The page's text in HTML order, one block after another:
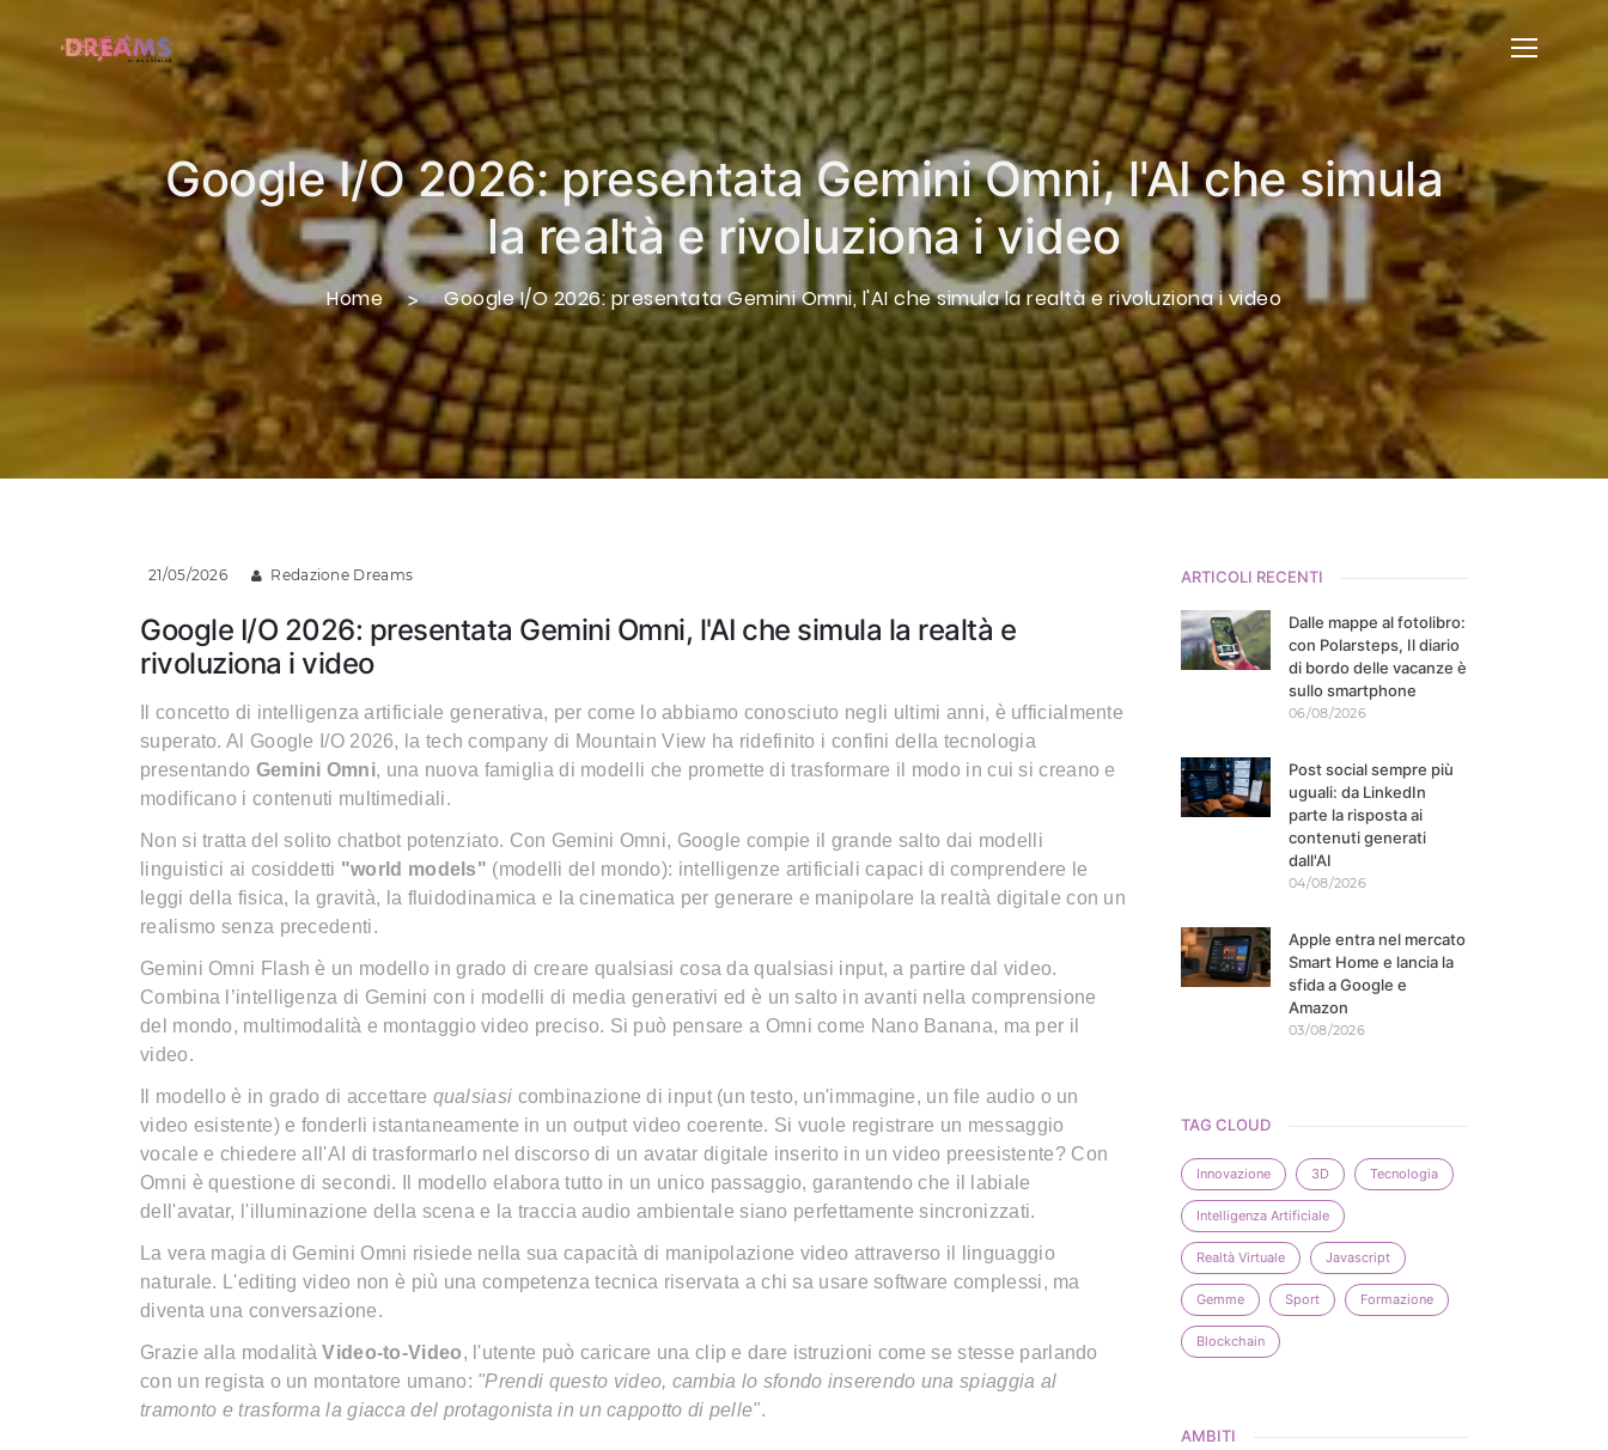
Google I/O 2026: presentata Gemini Omni, l'AI che simula
la realtà e rivoluziona i video
Home Google I/O 2026: presentata Gemini Omni, l'AI che simula la realtà e rivoluziona i video
21/05/2026 Redazione Dreams
Google I/O 2026: presentata Gemini Omni, l'AI che simula la realtà e
rivoluziona i video
Il concetto di intelligenza artificiale generativa, per come lo abbiamo conosciuto negli ultimi anni, è ufficialmente
superato. Al Google I/O 2026, la tech company di Mountain View ha ridefinito i confini della tecnologia
presentando Gemini Omni, una nuova famiglia di modelli che promette di trasformare il modo in cui si creano e
modificano i contenuti multimediali.
Non si tratta del solito chatbot potenziato. Con Gemini Omni, Google compie il grande salto dai modelli
linguistici ai cosiddetti "world models" (modelli del mondo): intelligenze artificiali capaci di comprendere le
leggi della fisica, la gravità, la fluidodinamica e la cinematica per generare e manipolare la realtà digitale con un
realismo senza precedenti.
Gemini Omni Flash è un modello in grado di creare qualsiasi cosa da qualsiasi input, a partire dal video.
Combina l’intelligenza di Gemini con i modelli di media generativi ed è un salto in avanti nella comprensione
del mondo, multimodalità e montaggio video preciso. Si può pensare a Omni come Nano Banana, ma per il
video.
Il modello è in grado di accettare qualsiasi combinazione di input (un testo, un'immagine, un file audio o un
video esistente) e fonderli istantaneamente in un output video coerente. Si vuole registrare un messaggio
vocale e chiedere all'AI di trasformarlo nel discorso di un avatar digitale inserito in un video preesistente? Con
Omni è questione di secondi. Il modello elabora tutto in un unico passaggio, garantendo che il labiale
dell'avatar, l'illuminazione della scena e la traccia audio ambientale siano perfettamente sincronizzati.
La vera magia di Gemini Omni risiede nella sua capacità di manipolazione video attraverso il linguaggio
naturale. L'editing video non è più una competenza tecnica riservata a chi sa usare software complessi, ma
diventa una conversazione.
Grazie alla modalitàVideo-to-Video, l'utente può caricare una clip e dare istruzioni come se stesse parlando
con un regista o un montatore umano: "Prendi questo video, cambia lo sfondo inserendo una spiaggia al
tramonto e trasforma la giacca del protagonista in un cappotto di pelle".
ARTICOLI RECENTI
Dalle mappe al fotolibro:
con Polarsteps, Il diario
di bordo delle vacanze è
sullo smartphone
06/08/2026
Post social sempre più
uguali: da LinkedIn
parte la risposta ai
contenuti generati
dall'AI
04/08/2026
Apple entra nel mercato
Smart Home e lancia la
sfida a Google e
Amazon
03/08/2026
TAG CLOUD
Innovazione 3D Tecnologia
Intelligenza Artificiale
Realtà Virtuale Javascript
Gemme Sport Formazione
Blockchain
AMBITI